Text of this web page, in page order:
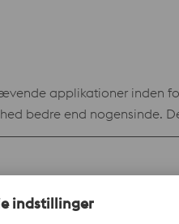
med
applikationer inden
bedre end
duktilitet og sejhed.
Dievar findes også
til store værktøjer Standardspecifikation AISI H13 /